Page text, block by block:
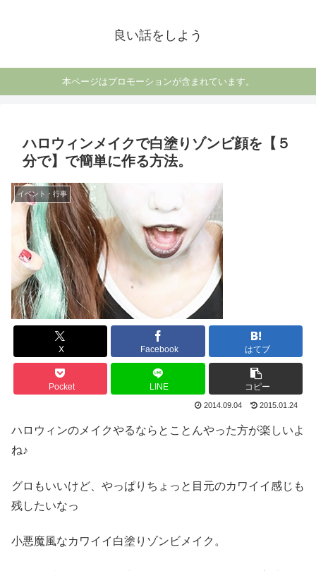
良い話をしよう
本ページはプロモーションが含まれています。
ハロウィンメイクで白塗りゾンビ顔を【５
分で】で簡単に作る方法。
イベント・行事
X Facebook はてブ
Pocket LINE コピー
2014.09.04 2015.01.24
ハロウィンのメイクやるならとことんやった方が楽しいよ
ね♪
グロもいいけど、やっぱりちょっと目元のカワイイ感じも
残したいなっ
小悪魔風なカワイイ白塗りゾンビメイク。